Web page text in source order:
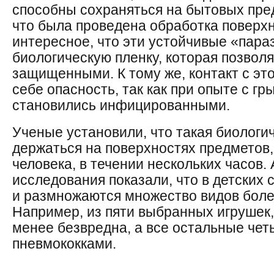
способны сохраняться на бытовых
что была проведена обработка
интересное, что эти устойчивые
биологическую пленку, которая
защищенными. К тому же, контакт с
себе опасность, так как при опыте с
становились инфицированными.
Ученые установили, что такая
держаться на поверхностях
человека, в течении нескольких
исследования показали, что в
и размножаются множество видов
Например, из пяти выбранных
менее безвредна, а все остальные
пневмококками.